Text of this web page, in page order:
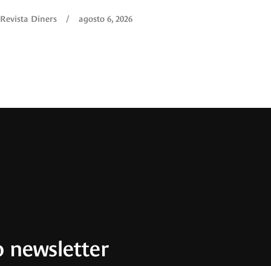
Revista Diners / agosto 6, 2026
newsletter